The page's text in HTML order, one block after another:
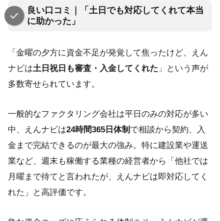
良い口コミ｜「土日でも対応してくれて本当
に助かった」
「金曜の夕方に資金不足が発覚して焦ったけど、えん
ナビは土日祝日も審査・入金してくれた 」という声が
多数寄せられています。
一般的なファクタリング会社は平日のみの対応が多い
中、えんナビは24時間365日体制 で相談から契約、入
金まで完結できるのが最大の強み。特に建設業や運送
業など、週末も稼働する業種の経営者から「他社では
月曜まで待てと言われたが、えんナビは即対応してく
れた」と高評価です。